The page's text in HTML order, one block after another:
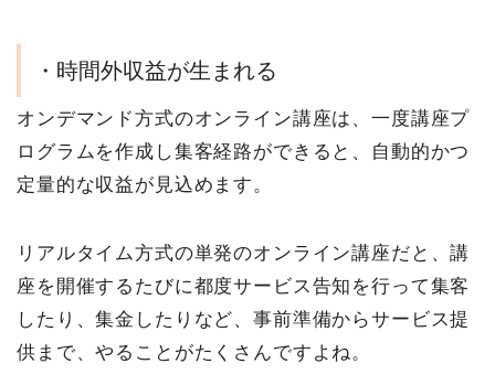
・時間外収益が生まれる
オンデマンド方式のオンライン講座は、一度講座プ
ログラムを作成し集客経路ができると、自動的かつ
定量的な収益が見込めます。
リアルタイム方式の単発のオンライン講座だと、講
座を開催するたびに都度サービス告知を行って集客
したり、集金したりなど、事前準備からサービス提
供まで、やることがたくさんですよね。